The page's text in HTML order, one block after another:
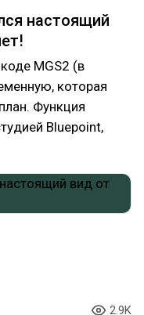
настоящий
MGS2 (в
которая
Функция
Bluepoint,
2.9K